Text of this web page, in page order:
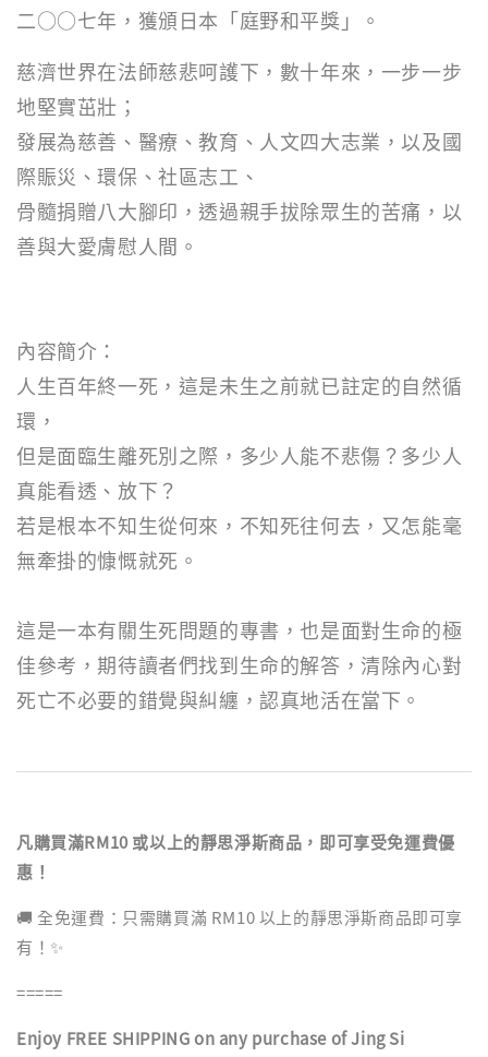
二○○七年，獲頒日本「庭野和平獎」。
慈濟世界在法師慈悲呵護下，數十年來，一步一步
地堅實茁壯；
發展為慈善、醫療、教育、人文四大志業，以及國
際賑災、環保、社區志工、
骨髓捐贈八大腳印，透過親手拔除眾生的苦痛，以
善與大愛膚慰人間。
內容簡介：
人生百年終一死，這是未生之前就已註定的自然循
環，
但是面臨生離死別之際，多少人能不悲傷？多少人
真能看透、放下？
若是根本不知生從何來，不知死往何去，又怎能毫
無牽掛的慷慨就死。
這是一本有關生死問題的專書，也是面對生命的極
佳參考，期待讀者們找到生命的解答，清除內心對
死亡不必要的錯覺與糾纏，認真地活在當下。
凡購買滿RM10 或以上的靜思淨斯商品，即可享受免運費優
惠！
🚚 全免運費：只需購買滿 RM10 以上的靜思淨斯商品即可享
有！✨
=====
Enjoy FREE SHIPPING on any purchase of Jing Si